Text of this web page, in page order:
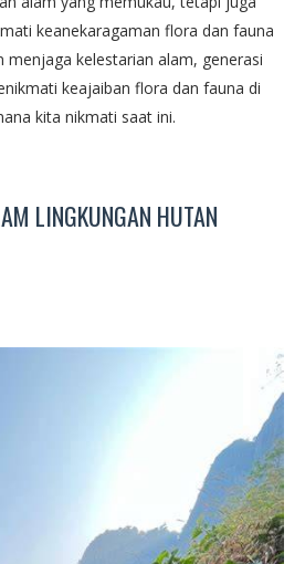
keanekaragaman flora dan fauna
menjaga kelestarian alam, generasi
keajaiban flora dan fauna di
kita nikmati saat ini.
LINGKUNGAN HUTAN